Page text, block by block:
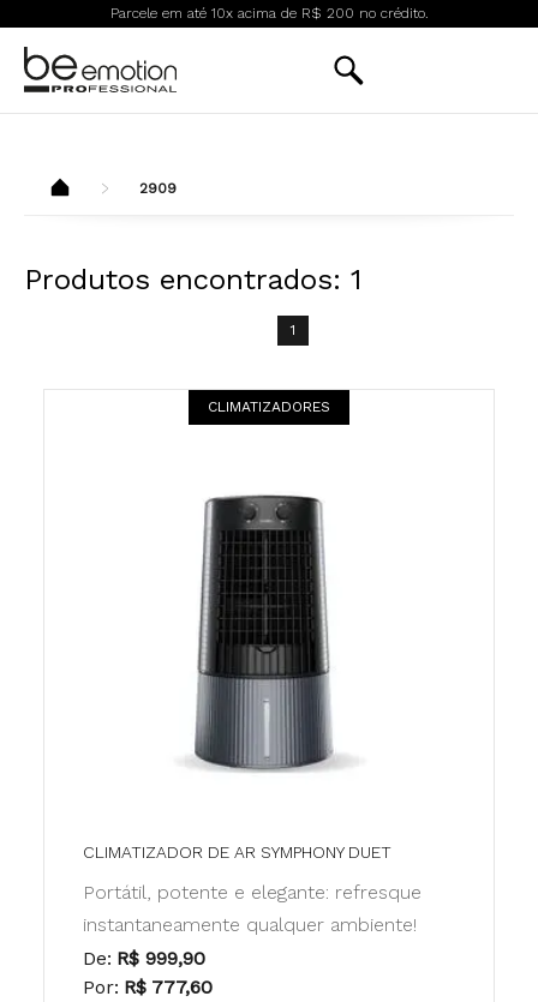
Parcele em até 10x acima de R$ 200 no crédito.
2909
Produtos encontrados: 1
1
CLIMATIZADORES
CLIMATIZADOR DE AR SYMPHONY DUET
Portátil, potente e elegante: refresque
instantaneamente qualquer ambiente!
De: R$ 999,90
Por: R$ 777,60